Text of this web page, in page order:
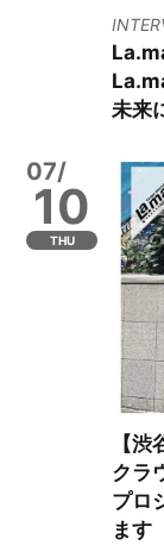
未来
07/
10
THU
【
クラ
プロ
ます